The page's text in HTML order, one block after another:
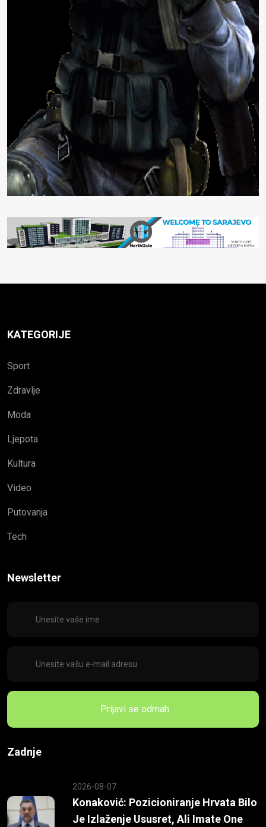
KATEGORIJE
Sport
Zdravlje
Moda
Ljepota
Kultura
Video
Putovanja
Tech
Newsletter
Prijavi se odmah
Zadnje
2026-08-07
Konaković: Pozicioniranje Hrvata Bilo
Je Izlaženje Ususret, Ali Imate One